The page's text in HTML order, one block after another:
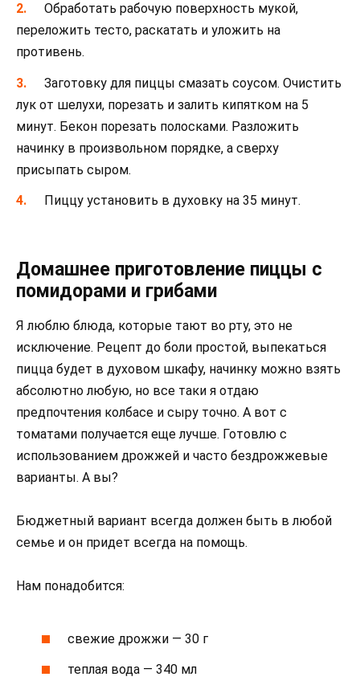
Обработать рабочую поверхность мукой,
переложить тесто, раскатать и уложить на
противень.
Заготовку для пиццы смазать соусом. Очистить
лук от шелухи, порезать и залить кипятком на 5
минут. Бекон порезать полосками. Разложить
начинку в произвольном порядке, а сверху
присыпать сыром.
Пиццу установить в духовку на 35 минут.
Домашнее приготовление пиццы с
помидорами и грибами
Я люблю блюда, которые тают во рту, это не
исключение. Рецепт до боли простой, выпекаться
пицца будет в духовом шкафу, начинку можно взять
абсолютно любую, но все таки я отдаю
предпочтения колбасе и сыру точно. А вот с
томатами получается еще лучше. Готовлю с
использованием дрожжей и часто бездрожжевые
варианты. А вы?
Бюджетный вариант всегда должен быть в любой
семье и он придет всегда на помощь.
Нам понадобится:
свежие дрожжи — 30 г
теплая вода — 340 мл